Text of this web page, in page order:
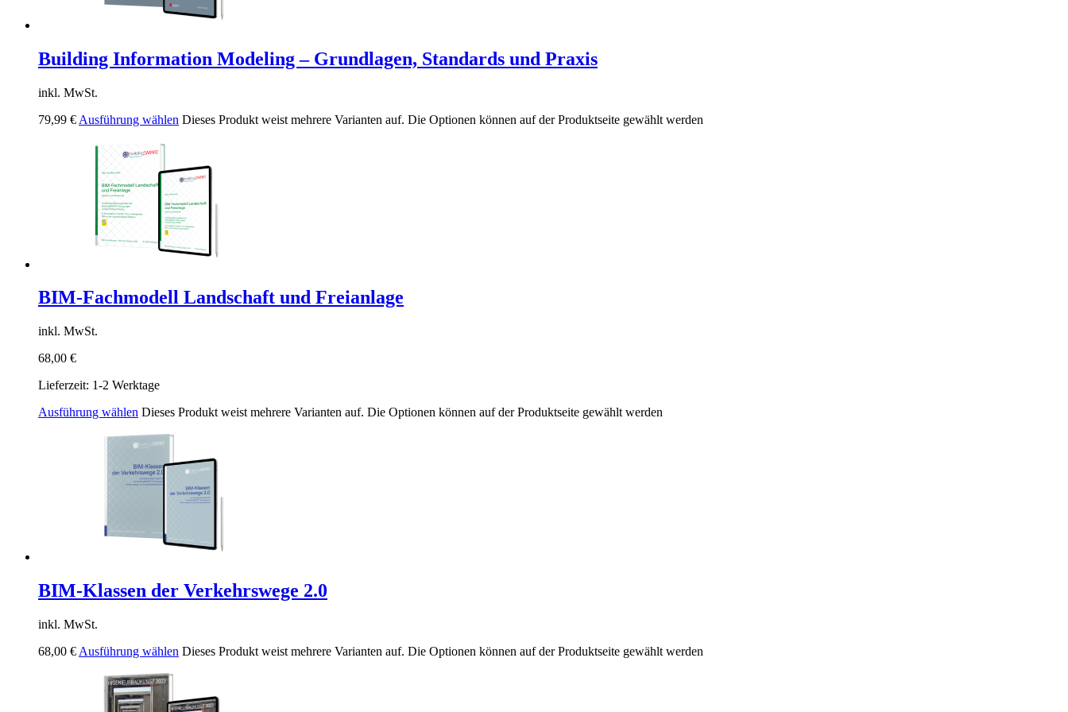
Building Information Modeling – Grundlagen, Standards und Praxis
inkl. MwSt.
79,99 € Ausführung wählen Dieses Produkt weist mehrere Varianten auf. Die Optionen können auf der Produktseite gewählt werden
BIM-Fachmodell Landschaft und Freianlage
inkl. MwSt.
68,00 €
Lieferzeit: 1-2 Werktage
Ausführung wählen Dieses Produkt weist mehrere Varianten auf. Die Optionen können auf der Produktseite gewählt werden
BIM-Klassen der Verkehrswege 2.0
inkl. MwSt.
68,00 € Ausführung wählen Dieses Produkt weist mehrere Varianten auf. Die Optionen können auf der Produktseite gewählt werden